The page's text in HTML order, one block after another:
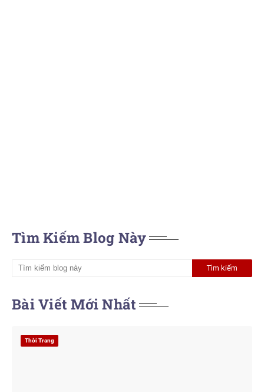
Tìm Kiếm Blog Này
Bài Viết Mới Nhất
Thời Trang